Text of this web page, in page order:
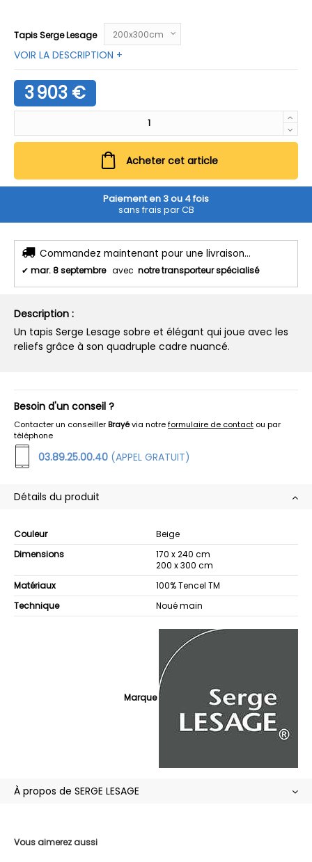
Tapis Serge Lesage
VOIR LA DESCRIPTION +
3 903 €
Acheter cet article
Paiement en 3 ou 4 fois
sans frais par CB
Commandez maintenant pour une livraison...
✔ mar. 8 septembre avec notre transporteur spécialisé
Description :
Un tapis Serge Lesage sobre et élégant qui joue avec les
reliefs grâce à son quadruple cadre nuancé.
Besoin d'un conseil ?
Contacter un conseillerBrayévia notreformulaire de contact ou par
téléphone
03.89.25.00.40 (APPEL GRATUIT)
Vous aimerez aussi
Détails du produit
Couleur
Beige
Dimensions
170 x 240 cm
200 x 300 cm
Matériaux
100% Tencel TM
Technique
Noué main
Marque
À propos de SERGE LESAGE